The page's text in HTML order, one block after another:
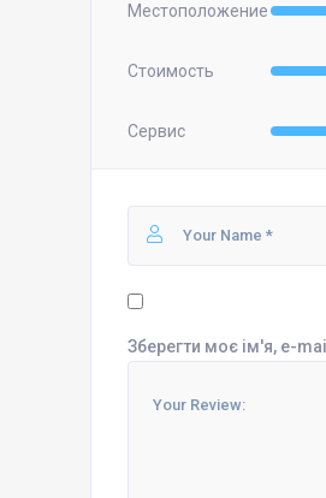
Местоположение
Стоимость
Сервис
Зберегти моє ім'я, e-